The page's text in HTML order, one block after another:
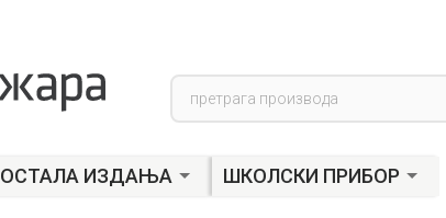
Products
search
ОСТАЛА ИЗДАЊА ШКОЛСКИ ПРИБОР